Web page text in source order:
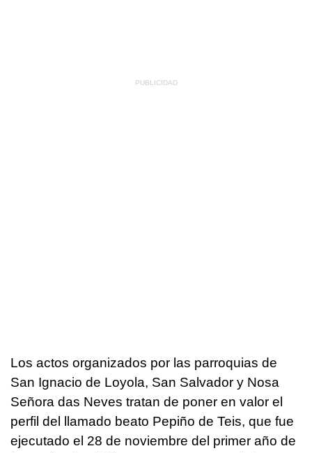
Los actos organizados por las parroquias de
San Ignacio de Loyola, San Salvador y Nosa
Señora das Neves tratan de poner en valor el
perfil del llamado beato Pepiño de Teis, que fue
ejecutado el 28 de noviembre del primer año de